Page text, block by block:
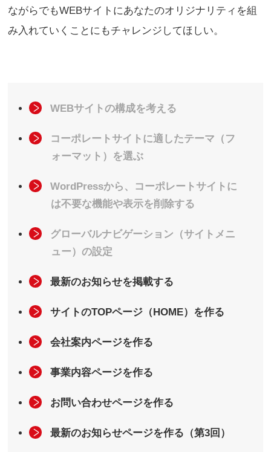
ながらでもWEBサイトにあなたのオリジナリティを組
み入れていくことにもチャレンジしてほしい。
WEBサイトの構成を考える
コーポレートサイトに適したテーマ（フ
ォーマット）を選ぶ
WordPressから、コーポレートサイトに
は不要な機能や表示を削除する
グローバルナビゲーション（サイトメニ
ュー）の設定
最新のお知らせを掲載する
サイトのTOPページ（HOME）を作る
会社案内ページを作る
事業内容ページを作る
お問い合わせページを作る
最新のお知らせページを作る（第3回）